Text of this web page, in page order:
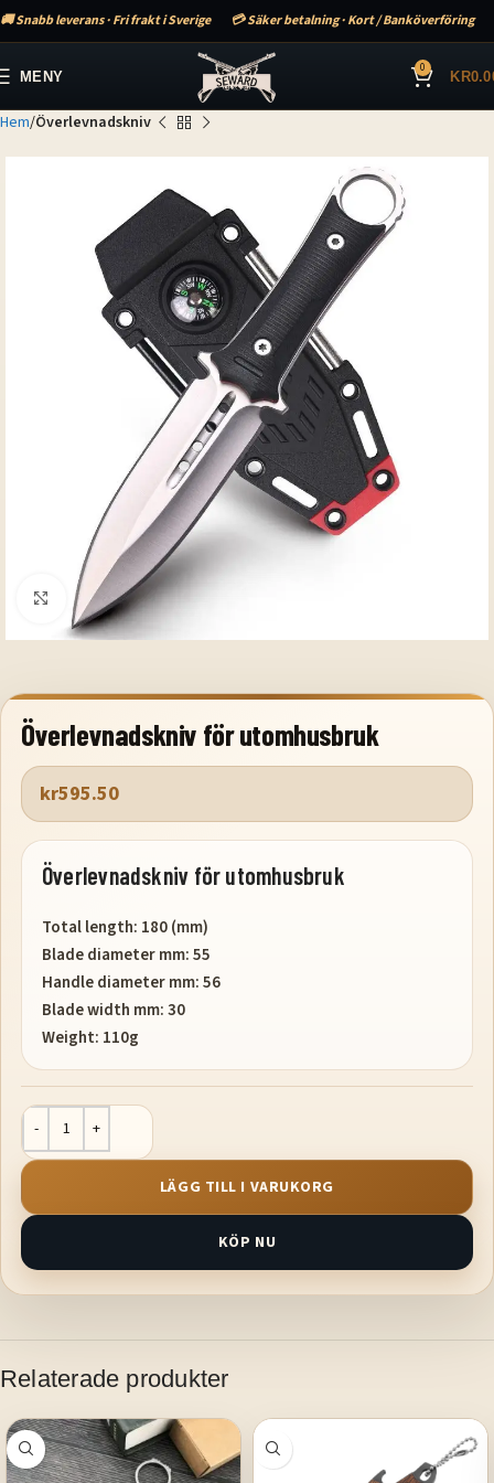
🚚 Snabb leverans · Fri frakt i Sverige 💳 Säker betalning · Kort / Banköverföring
MENY 0 KR
Hem Överlevnadskniv
Klicka för att förstora
Överlevnadskniv för utomhusbruk
kr595.50
Överlevnadskniv för utomhusbruk
Total length: 180 (mm)
Blade diameter mm: 55
Handle diameter mm: 56
Blade width mm: 30
Weight: 110g
LÄGG TILL I VARUKORG
KÖP NU
Relaterade produkter